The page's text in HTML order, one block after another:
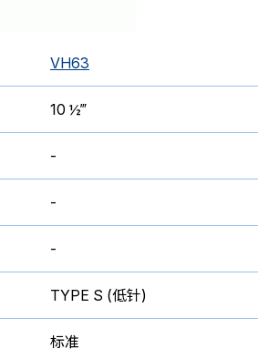
VH63
10 ½‴
-
-
-
TYPE S (低针)
标准